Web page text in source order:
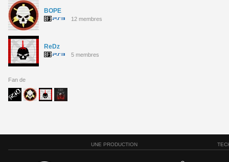
BOPE
12 membres
ReDz
5 membres
Fan de
UNE PRODUCTION